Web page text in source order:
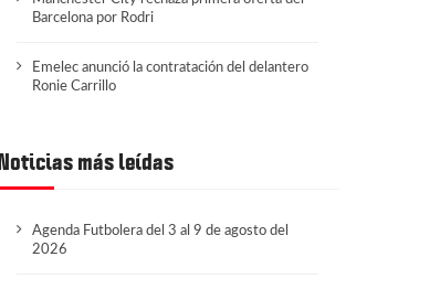
Barcelona por Rodri
Emelec anunció la contratación del delantero
Ronie Carrillo
Noticias más leídas
Agenda Futbolera del 3 al 9 de agosto del
2026